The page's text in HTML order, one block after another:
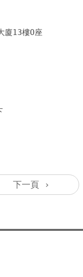
廈13樓O座
下一頁 ›